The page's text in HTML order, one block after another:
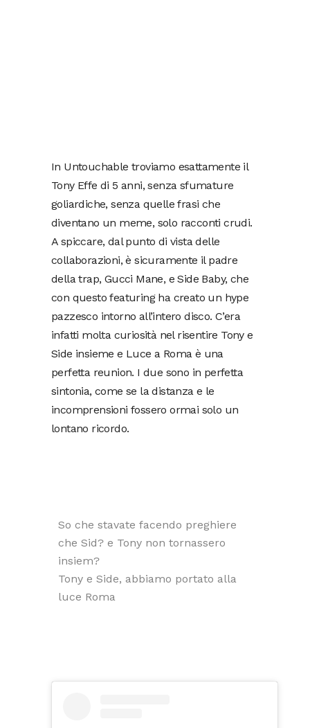
In Untouchable troviamo esattamente il
Tony Effe di 5 anni, senza sfumature
goliardiche, senza quelle frasi che
diventano un meme, solo racconti crudi.
A spiccare, dal punto di vista delle
collaborazioni, è sicuramente il padre
della trap, Gucci Mane, e Side Baby, che
con questo featuring ha creato un hype
pazzesco intorno all’intero disco. C’era
infatti molta curiosità nel risentire Tony e
Side insieme e Luce a Roma è una
perfetta reunion. I due sono in perfetta
sintonia, come se la distanza e le
incomprensioni fossero ormai solo un
lontano ricordo.
So che stavate facendo preghiere
che Sid? e Tony non tornassero
insiem?
Tony e Side, abbiamo portato alla
luce Roma